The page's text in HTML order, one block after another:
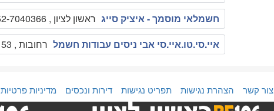
חשמלאי מוסמך - איציק סייג ראשון לציון , 052-7040366
איי.סי.טו.איי.סי אבי ניסים עבודות חשמל רחובות , 054-4431153
צור קשר הצהרת נגישות תפריט נגישות דירות ונכסים מדיניות פרטיות